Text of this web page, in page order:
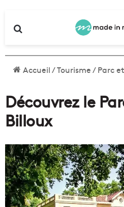
Accueil/Tourisme/Parc
Découvrez le
Billoux